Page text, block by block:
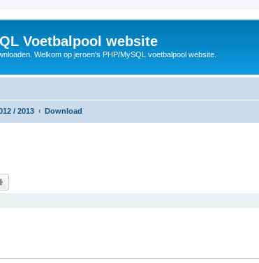
Voetbalpool website
Welkom op jeroen's PHP/MySQL voetbalpool website.
/ 2013 Download